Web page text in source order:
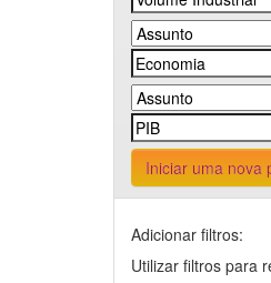
Iniciar uma nova
Adicionar filtros:
Utilizar filtros para